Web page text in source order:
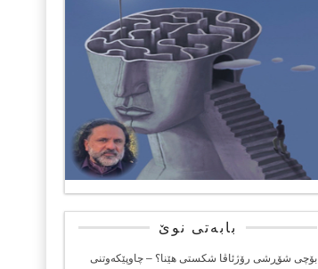
بابەتی نوێ
بۆچی شۆڕشی رۆژئاڤا شکستی هێنا؟ – چاوپێکەوتنی